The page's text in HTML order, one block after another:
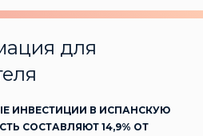
для
ИНВЕСТИЦИИ В ИСПАНСКУЮ
СОСТАВЛЯЮТ 14,9% ОТ